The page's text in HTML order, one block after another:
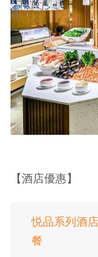
【酒店優惠】
悦品系列酒
餐